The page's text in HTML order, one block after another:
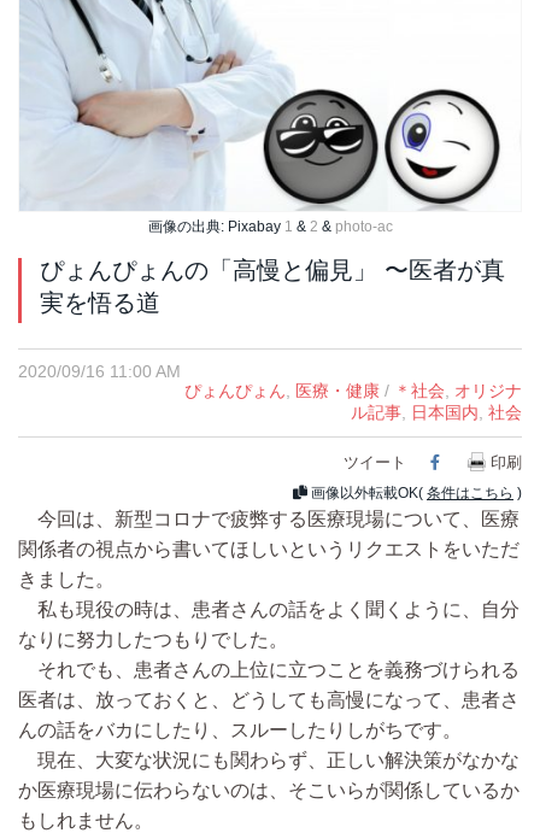
画像の出典: Pixabay 1 & 2 & photo-ac
ぴょんぴょんの「高慢と偏見」 〜医者が真
実を悟る道
2020/09/16 11:00 AM
ぴょんぴょん, 医療・健康 / ＊社会, オリジナ
ル記事, 日本国内, 社会
ツイート Facebook
印刷
画像以外転載OK( 条件はこちら )
今回は、新型コロナで疲弊する医療現場について、医療
関係者の視点から書いてほしいというリクエストをいただ
きました。
私も現役の時は、患者さんの話をよく聞くように、自分
なりに努力したつもりでした。
それでも、患者さんの上位に立つことを義務づけられる
医者は、放っておくと、どうしても高慢になって、患者さ
んの話をバカにしたり、スルーしたりしがちです。
現在、大変な状況にも関わらず、正しい解決策がなかな
か医療現場に伝わらないのは、そこいらが関係しているか
もしれません。